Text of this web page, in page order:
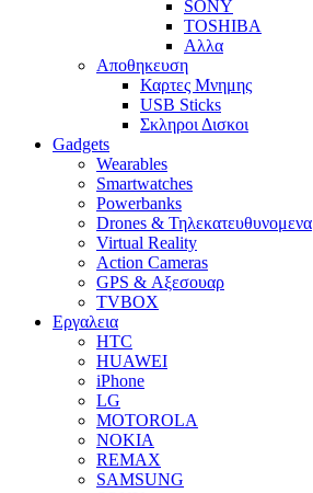
SONY
TOSHIBA
Αλλα
Αποθηκευση
Καρτες Μνημης
USB Sticks
Σκληροι Δισκοι
Gadgets
Wearables
Smartwatches
Powerbanks
Drones & Τηλεκατευθυνομενα
Virtual Reality
Action Cameras
GPS & Αξεσουαρ
TVBOX
Εργαλεια
HTC
HUAWEI
iPhone
LG
MOTOROLA
NOKIA
REMAX
SAMSUNG